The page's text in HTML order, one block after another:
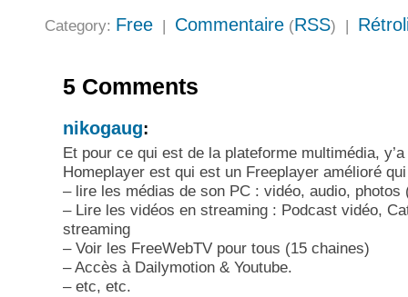
Category: Free | Commentaire (RSS) |
5 Comments
nikogaug:
Et pour ce qui est de la plateforme multimédia,
Homeplayer est qui est un Freeplayer amélioré
– lire les médias de son PC : vidéo, audio, photos
– Lire les vidéos en streaming : Podcast vidéo,
streaming
– Voir les FreeWebTV pour tous (15 chaines)
– Accès à Dailymotion & Youtube.
– etc, etc.